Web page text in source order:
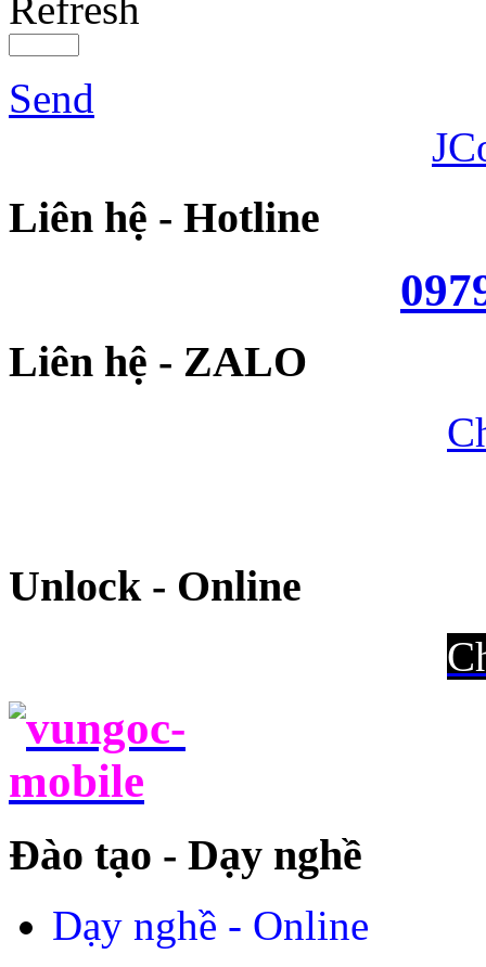
Refresh
Send
Liên hệ - Hotline
Liên hệ - ZALO
Unlock - Online
Đào tạo - Dạy nghề
Dạy nghề - Online